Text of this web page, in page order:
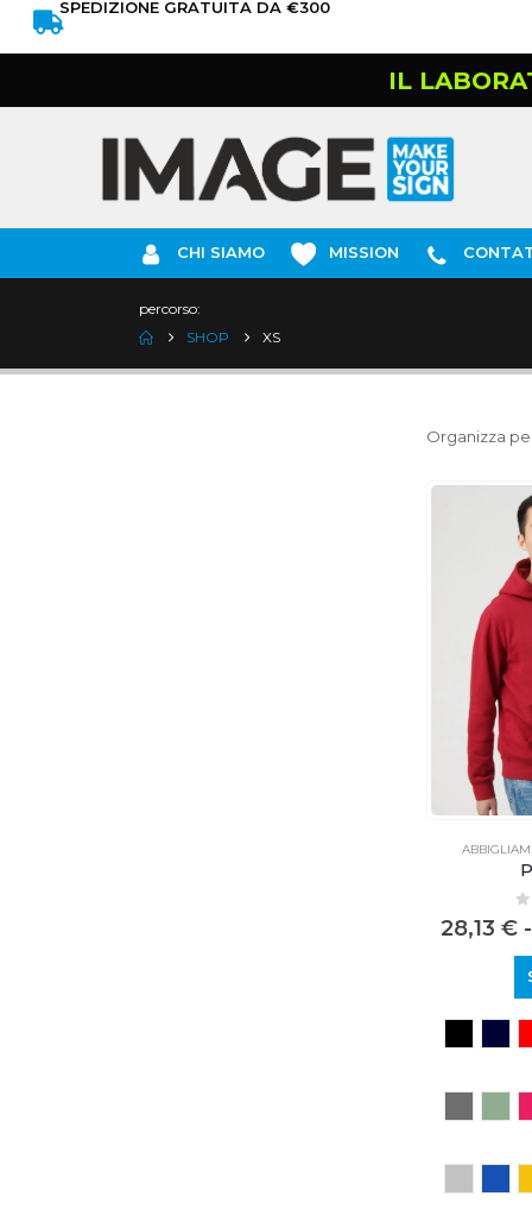
SPEDIZIONE GRATUITA DA €300
IL
CHI SIAMO MISSION
percorso:
SHOP
XS
Organizza
0
28,13 € -